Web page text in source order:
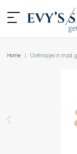
Home Oorknopjes in staal,